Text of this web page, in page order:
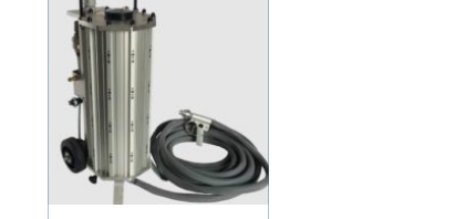
sker långt frå...